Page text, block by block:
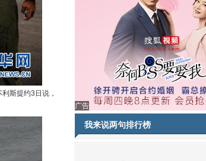
斯提约3日说，
广告
我来说两句排行榜